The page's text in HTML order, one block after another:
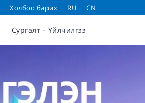
Холбоо барих RU CN
Сургалт - Үйлчилгээ